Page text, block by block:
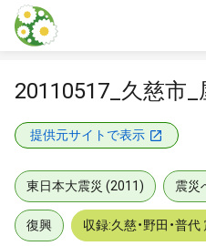
本文に飛ぶ
20110517_久慈市_
提供元サイトで表示
東日本大震災 (2011) 震災
復興 収録:久慈・野田・普